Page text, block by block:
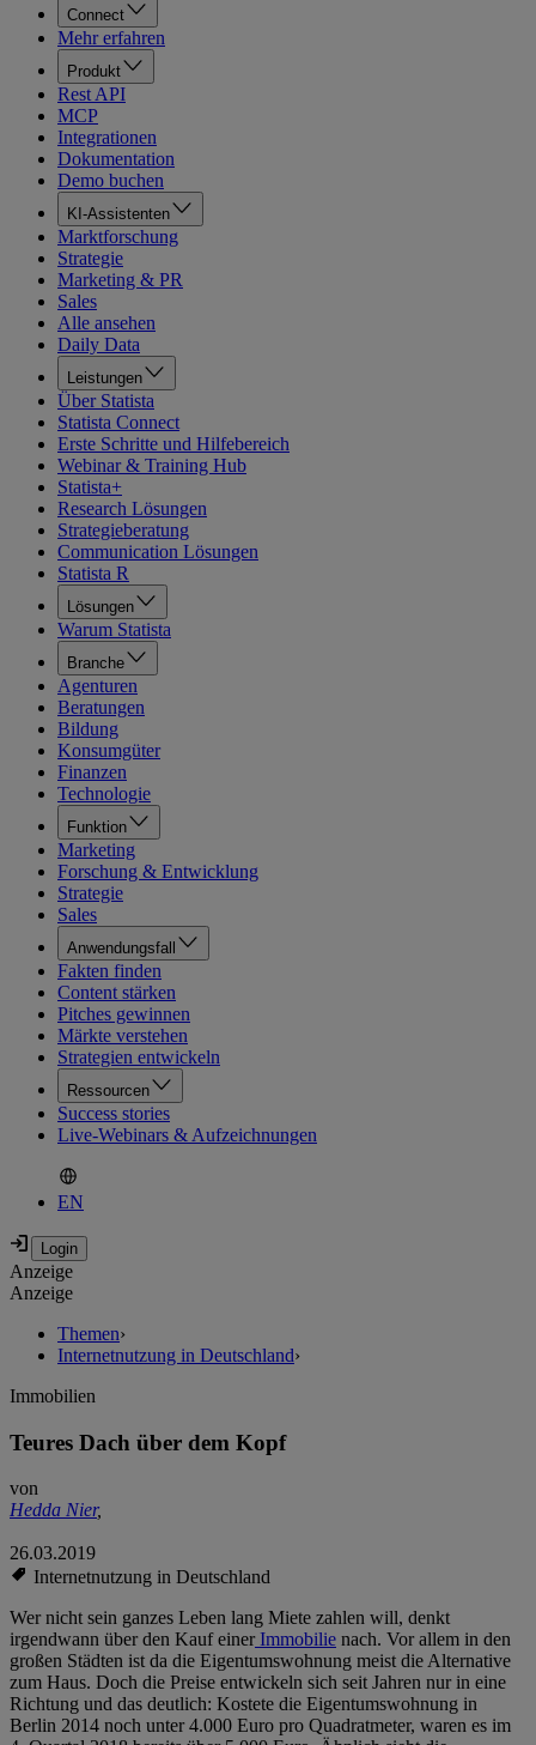
Connect
Mehr erfahren
Produkt
Rest API
MCP
Integrationen
Dokumentation
Demo buchen
KI-Assistenten
Marktforschung
Strategie
Marketing & PR
Sales
Alle ansehen
Daily Data
Leistungen
Über Statista
Statista Connect
Erste Schritte und Hilfebereich
Webinar & Training Hub
Statista+
Research Lösungen
Strategieberatung
Communication Lösungen
Statista R
Lösungen
Warum Statista
Branche
Agenturen
Beratungen
Bildung
Konsumgüter
Finanzen
Technologie
Funktion
Marketing
Forschung & Entwicklung
Strategie
Sales
Anwendungsfall
Fakten finden
Content stärken
Pitches gewinnen
Märkte verstehen
Strategien entwickeln
Ressourcen
Success stories
Live-Webinars & Aufzeichnungen
EN
Anzeige
Anzeige
Themen›
Internetnutzung in Deutschland›
Immobilien
Teures Dach über dem Kopf
von
Hedda Nier,
26.03.2019
Internetnutzung in Deutschland
Wer nicht sein ganzes Leben lang Miete zahlen will, denkt
irgendwann über den Kauf einerImmobilie nach. Vor allem in den
großen Städten ist da die Eigentumswohnung meist die Alternative
zum Haus. Doch die Preise entwickeln sich seit Jahren nur in eine
Richtung und das deutlich: Kostete die Eigentumswohnung in
Berlin 2014 noch unter 4.000 Euro pro Quadratmeter, waren es im